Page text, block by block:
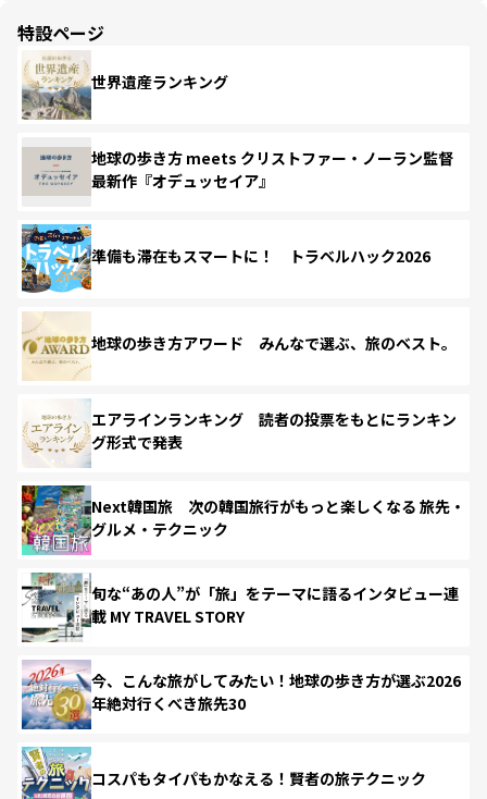
特設ページ
世界遺産ランキング
地球の歩き方 meets クリストファー・ノーラン監督
最新作『オデュッセイア』
準備も滞在もスマートに！ トラベルハック2026
地球の歩き方アワード みんなで選ぶ、旅のベスト。
エアラインランキング 読者の投票をもとにランキン
グ形式で発表
Next韓国旅 次の韓国旅行がもっと楽しくなる 旅先・
グルメ・テクニック
旬な“あの人”が「旅」をテーマに語るインタビュー連
載 MY TRAVEL STORY
今、こんな旅がしてみたい！地球の歩き方が選ぶ2026
年絶対行くべき旅先30
コスパもタイパもかなえる！賢者の旅テクニック